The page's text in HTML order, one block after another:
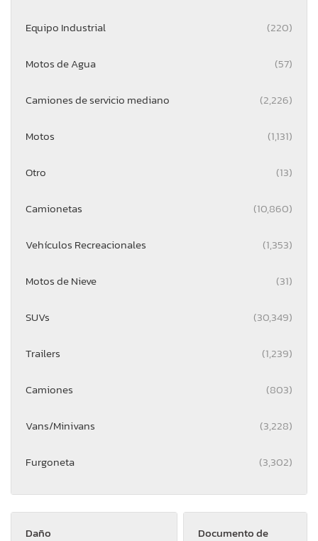
Equipo Industrial (220)
Motos de Agua (57)
Camiones de servicio mediano (2,226)
Motos (1,131)
Otro (13)
Camionetas (10,860)
Vehículos Recreacionales (1,353)
Motos de Nieve (31)
SUVs (30,349)
Trailers (1,239)
Camiones (803)
Vans/Minivans (3,228)
Furgoneta (3,302)
Daño Documento de